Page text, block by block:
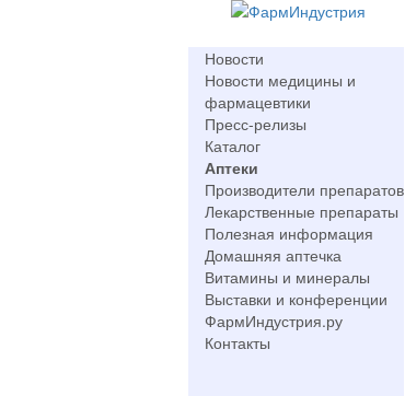
Новости
Новости медицины и
фармацевтики
Пресс-релизы
Каталог
Аптеки
Производители препаратов
Лекарственные препараты
Полезная информация
Домашняя аптечка
Витамины и минералы
Выставки и конференции
ФармИндустрия.ру
Контакты